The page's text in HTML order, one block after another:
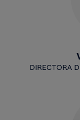
DIRECTORA